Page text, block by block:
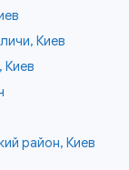
Киев
Киев
район, Киев